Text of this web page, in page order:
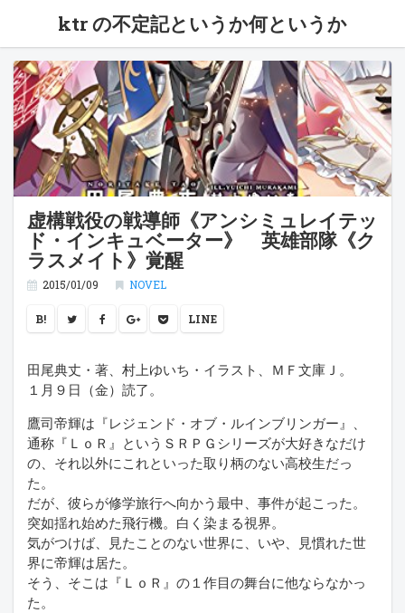
ktr の不定記というか何というか
虚構戦役の戦導師《アンシミュレイテッ
ド・インキュベーター》 英雄部隊《ク
ラスメイト》覚醒
2015/01/09 NOVEL
B! LINE
田尾典丈・著、村上ゆいち・イラスト、ＭＦ文庫Ｊ。
１月９日（金）読了。
鷹司帝輝は『レジェンド・オブ・ルインブリンガー』、
通称『ＬｏＲ』というＳＲＰＧシリーズが大好きなだけ
の、それ以外にこれといった取り柄のない高校生だっ
た。
だが、彼らが修学旅行へ向かう最中、事件が起こった。
突如揺れ始めた飛行機。白く染まる視界。
気がつけば、見たことのない世界に、いや、見慣れた世
界に帝輝は居た。
そう、そこは『ＬｏＲ』の１作目の舞台に他ならなかっ
た。